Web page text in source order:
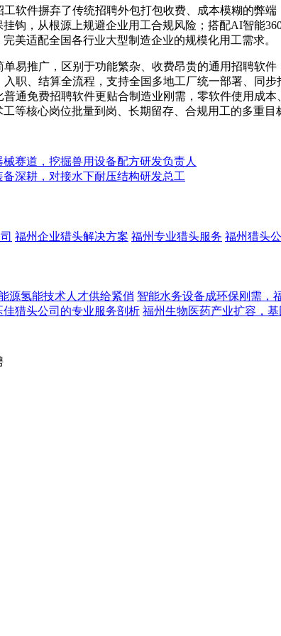
软件摒弃了传统招聘外包打包收费、成本模糊的弊
钩，从根源上规避企业用工合规风险；搭配AI智能
美适配全国各行业大型制造企业的规模化用工需求。
易推广，区别于功能繁杂、收费昂贵的通用招聘软
职、结算全流程，支持全国多地工厂统一部署、同
通免费招聘软件更贴合制造业刚需，零软件使用成
等核心岗位批量到岗、长期留存、合规用工的多重目
赛道，挖掘兽用设备配方研发负责人
深耕，对接水下耐压结构研发总工
福州企业猎头解决方案 福州专业猎头服务 福州猎头
源氢能技术人才供给紧俏 智能水务设备成环保刚需，
佳猎头公司的专业服务剖析 福州生物医药产业扩容，